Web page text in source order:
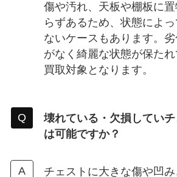
傷や汚れ、天板や棚板に
らずあるため、状態によ
ないケースもあります。
がなく綺麗な状態が保た
買取対象となります。
壊れている・欠損してい
は可能ですか？
チェストに大きな傷や凹